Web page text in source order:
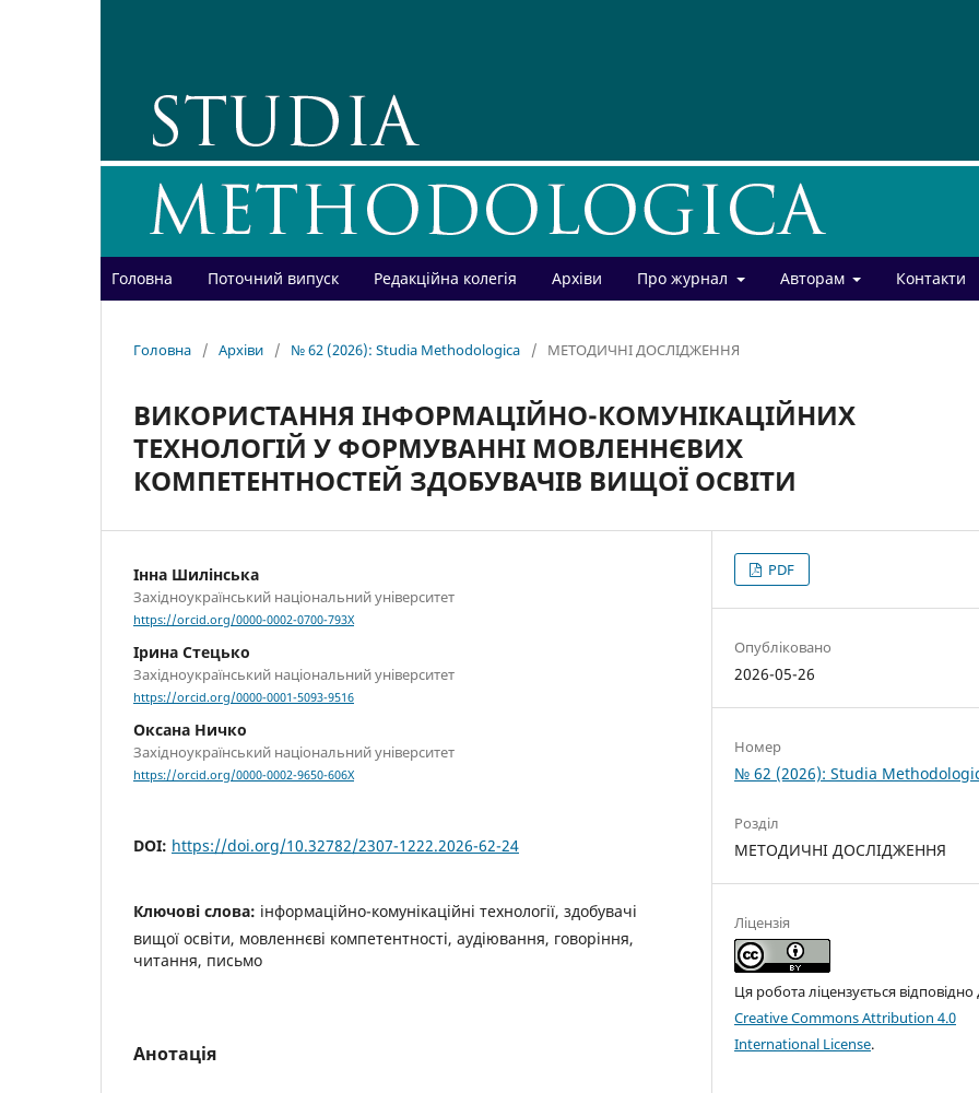
Головна Поточний випуск Редакційна колегія Архіви Про журнал Авторам Контакти
Головна / Архіви / № 62 (2026): Studia Methodologica / МЕТОДИЧНІ ДОСЛІДЖЕННЯ
ВИКОРИСТАННЯ ІНФОРМАЦІЙНО-КОМУНІКАЦІЙНИХ
ТЕХНОЛОГІЙ У ФОРМУВАННІ МОВЛЕННЄВИХ
КОМПЕТЕНТНОСТЕЙ ЗДОБУВАЧІВ ВИЩОЇ ОСВІТИ
Інна Шилінська
Західноукраїнський національний університет
https://orcid.org/0000-0002-0700-793X
Ірина Стецько
Західноукраїнський національний університет
https://orcid.org/0000-0001-5093-9516
Оксана Ничко
Західноукраїнський національний університет
https://orcid.org/0000-0002-9650-606X
DOI: https://doi.org/10.32782/2307-1222.2026-62-24
Ключові слова: інформаційно-комунікаційні технології, здобувачі
вищої освіти, мовленнєві компетентності, аудіювання, говоріння,
читання, письмо
Анотація
PDF
Опубліковано
2026-05-26
Номер
№ 62 (2026): Studia
Розділ
МЕТОДИЧНІ ДОСЛІДЖЕННЯ
Ліцензія
Ця робота ліцензується відповідно
Creative Commons Attribution 4.0
International License.